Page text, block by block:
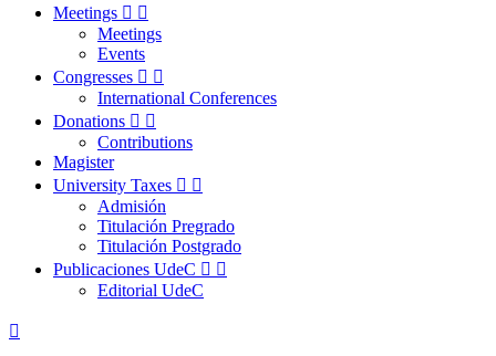
Meetings  
Meetings
Events
Congresses  
International Conferences
Donations  
Contributions
Magister
University Taxes  
Admisión
Titulación Pregrado
Titulación Postgrado
Publicaciones UdeC  
Editorial UdeC
